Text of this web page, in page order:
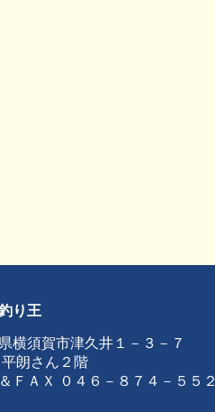
り王
横須賀市津久井１－３－７
朗さん２階
ＦＡＸ ０４６－８７４－５５２